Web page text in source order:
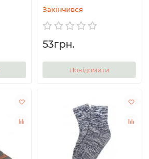
Закінчився
53грн.
Повідомити